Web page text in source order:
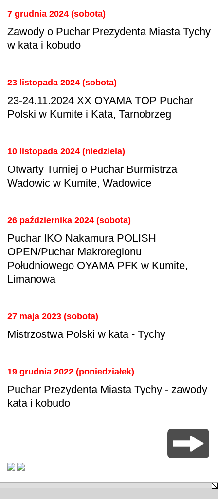
7 grudnia 2024 (sobota)
Zawody o Puchar Prezydenta Miasta Tychy
w kata i kobudo
23 listopada 2024 (sobota)
23-24.11.2024 XX OYAMA TOP Puchar
Polski w Kumite i Kata, Tarnobrzeg
10 listopada 2024 (niedziela)
Otwarty Turniej o Puchar Burmistrza
Wadowic w Kumite, Wadowice
26 października 2024 (sobota)
Puchar IKO Nakamura POLISH
OPEN/Puchar Makroregionu
Południowego OYAMA PFK w Kumite,
Limanowa
27 maja 2023 (sobota)
Mistrzostwa Polski w kata - Tychy
19 grudnia 2022 (poniedziałek)
Puchar Prezydenta Miasta Tychy - zawody
kata i kobudo